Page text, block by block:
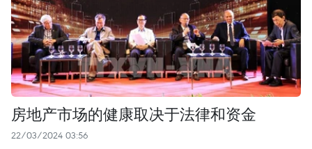
房地产市场的健康取决于法律和资金
22/03/2024 03:56